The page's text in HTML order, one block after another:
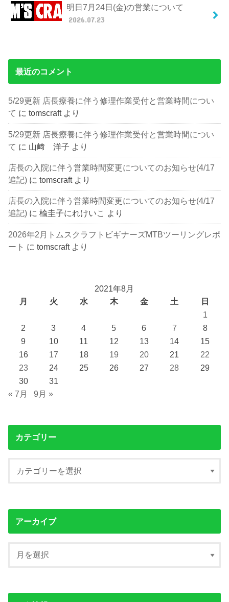
明日7月24日(金)の営業について
2026.07.23
最近のコメント
5/29更新 店長療養に伴う修理作業受付と営業時間につい
て にtomscraftより
5/29更新 店長療養に伴う修理作業受付と営業時間につい
て に 山﨑 洋子 より
店長の入院に伴う営業時間変更についてのお知らせ(4/17
追記) にtomscraftより
店長の入院に伴う営業時間変更についてのお知らせ(4/17
追記) に楡圭子にれけいこ より
2026年2月トムスクラフトビギナーズMTBツーリングレポ
ート にtomscraftより
2021年8月
月
火 水 木 金 土
日
1
2
3 4 5 6 7
8
9
10 11 12 13 14
15
16
17 18 19 20 21
22
23
24 25 26 27 28
29
30
31
« 7月
9月 »
カテゴリー
アーカイブ